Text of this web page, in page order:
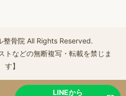
骨院 All Rights Reserved.
トなどの無断複写・転載を禁じま
す】
LINEから